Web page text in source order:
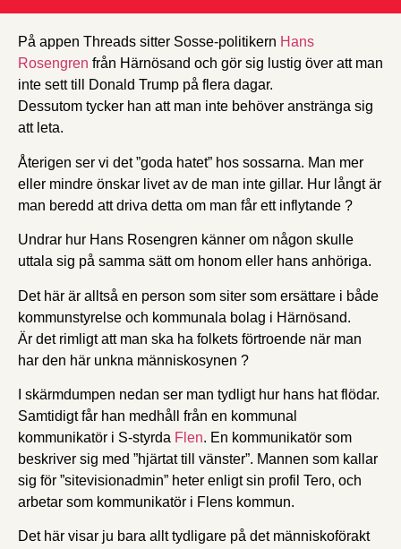
På appen Threads sitter Sosse-politikern Hans
Rosengren från Härnösand och gör sig lustig över att man
inte sett till Donald Trump på flera dagar.
Dessutom tycker han att man inte behöver anstränga sig
att leta.
Återigen ser vi det ”goda hatet” hos sossarna. Man mer
eller mindre önskar livet av de man inte gillar. Hur långt är
man beredd att driva detta om man får ett inflytande ?
Undrar hur Hans Rosengren känner om någon skulle
uttala sig på samma sätt om honom eller hans anhöriga.
Det här är alltså en person som siter som ersättare i både
kommunstyrelse och kommunala bolag i Härnösand.
Är det rimligt att man ska ha folkets förtroende när man
har den här unkna människosynen ?
I skärmdumpen nedan ser man tydligt hur hans hat flödar.
Samtidigt får han medhåll från en kommunal
kommunikatör i S-styrda Flen. En kommunikatör som
beskriver sig med ”hjärtat till vänster”. Mannen som kallar
sig för ”sitevisionadmin” heter enligt sin profil Tero, och
arbetar som kommunikatör i Flens kommun.
Det här visar ju bara allt tydligare på det människoförakt